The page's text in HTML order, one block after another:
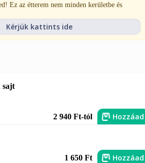
Ez az étterem nem minden kerületbe és
Kérjük kattints ide
sajt
2 940 Ft-tól Hozzáad
1 650 Ft Hozzáad